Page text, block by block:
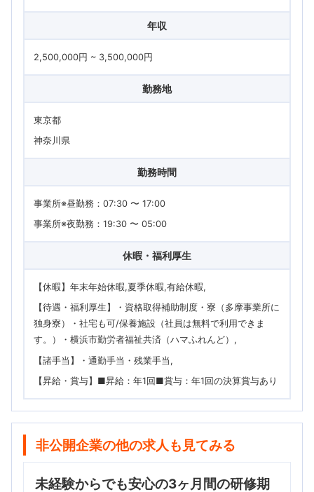
年収
2,500,000円 ~ 3,500,000円
勤務地
東京都
神奈川県
勤務時間
事業所※昼勤務：07:30 〜 17:00
事業所※夜勤務：19:30 〜 05:00
休暇・福利厚生
【休暇】年末年始休暇,夏季休暇,有給休暇
【待遇・福利厚生】・資格取得補助制度・寮（多摩事業所に
独身寮）・社宅も可/保養施設（社員は無料で利用できま
す。）・横浜市勤労者福祉共済（ハマふれんど）
【諸手当】・通勤手当・残業手当
【昇給・賞与】■昇給：年1回■賞与：年1回の決算賞与あり
非公開企業の他の求人も見てみる
未経験からでも安心の3ヶ月間の研修期